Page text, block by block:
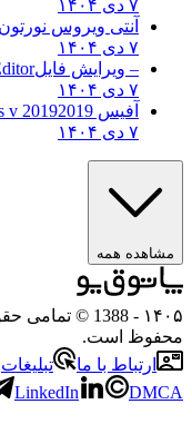
۷ دی ۱۴۰۴
آنتی ویروس
۷ دی ۱۴۰۴
– ویرایش فایل
۷ دی ۱۴۰۴
آفیس 2019 2019 Microsoft Office 2019 Pro Plus v
۷ دی ۱۴۰۴
مشاهده همه
۱۴۰۵
- 1388 ©
محفوظ است.
ارتباط با ما
تبلیغات
LinkedIn DMCA